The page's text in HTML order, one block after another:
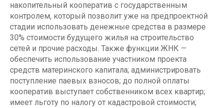
накопительный кооператив с государственным
контролем, который позволит уже на предпроектной
стадии использовать денежные средства в размере
30% стоимости будущего жилья на строительство
сетей и прочие расходы. Также функции ЖНК —
обеспечить использование участником проекта
средств материнского капитала; администрировать
поступление паевых взносов; до полной оплаты
кооператив выступает собственником всех квартир;
имеет льготу по налогу от кадастровой стоимости;